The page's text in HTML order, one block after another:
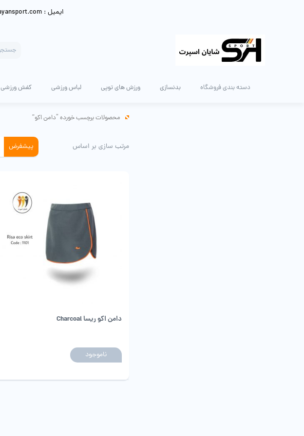
ایمیل : info@shayansport.com | شماره تماس : 09212710718
search
دسته بندی فروشگاه بدنسازی ورزش های توپی لباس ورزشی کفش ورزشی
محصولات برچسب خورده “دامن اکو”
مرتب سازی بر اساس پیشفرض
دامن اکو ریسا Charcoal
ناموجود